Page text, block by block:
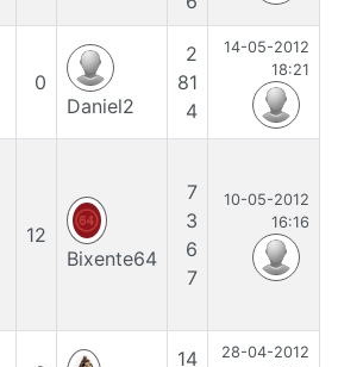
0
Daniel2
2
81
4
14-05-2012
18:21
12
Bixente64
7
3
6
7
10-05-2012
16:16
14
28-04-2012